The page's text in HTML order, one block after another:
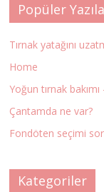
Popüler
Tırnak yatağını
Home
Yoğun tırnak
Çantamda ne var?
Fondöten seçimi
Kategoriler